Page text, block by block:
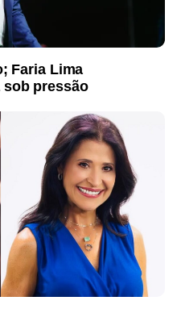
Faria Lima
pressão